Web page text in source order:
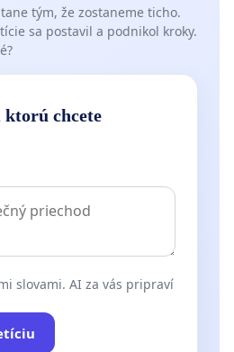
tým, že zostaneme ticho.
sa postavil a podnikol kroky.
ktorú chcete
slovami. AI za vás pripraví